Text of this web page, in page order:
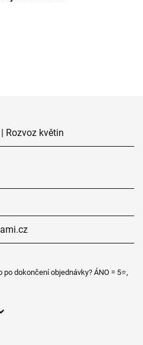
Rozvoz květin
dokončení objednávky? ÁNO = 5⭐,